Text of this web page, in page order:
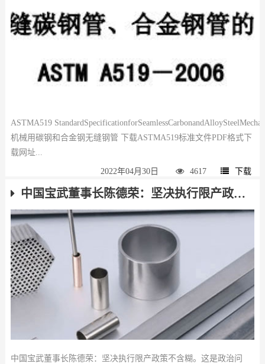
ASTMA519
机械用碳钢和合金钢无缝钢管 下载ASTMA519标准文件PDF格式下
载网址...
2022年04月30日 4617 下载
中国宝武董事长陈德荣：坚决执行限产政策不含糊
中国宝武董事长陈德荣：坚决执行限产政策不含糊。这是政治问